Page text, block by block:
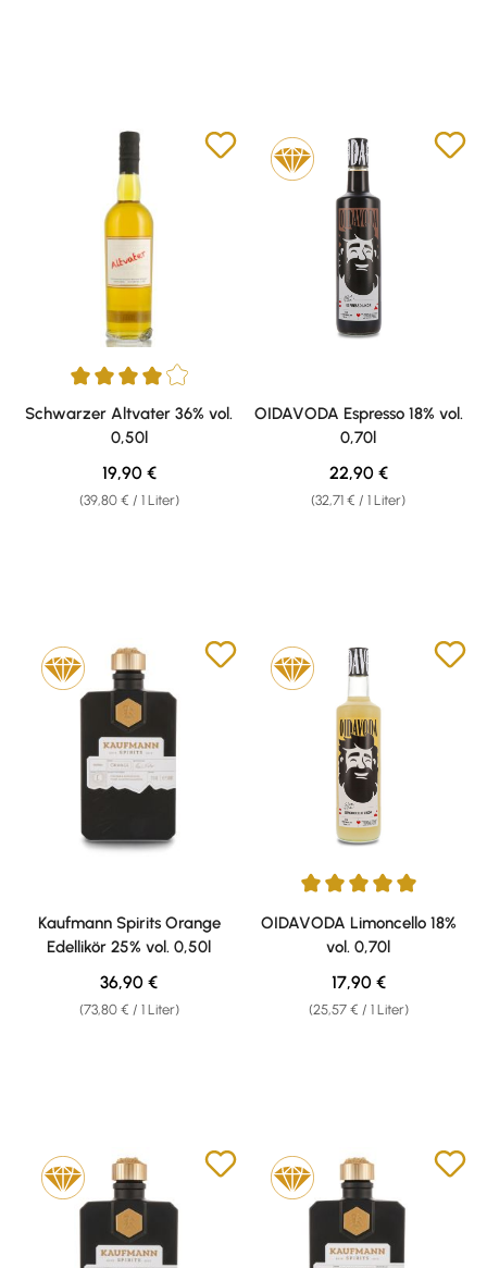
Durchschnittliche Bewertung von 4 von 5 Sternen
Schwarzer Altvater 36% vol.
0,50l
(39,80 € / 1 Liter)
Regulärer Preis:
19,90 €
OIDAVODA Espresso 18% vol.
0,70l
(32,71 € / 1 Liter)
Regulärer Preis:
22,90 €
Kaufmann Spirits Orange
Edellikör 25% vol. 0,50l
(73,80 € / 1 Liter)
Regulärer Preis:
36,90 €
Durchschnittliche Bewertung
OIDAVODA Limoncello 18%
vol. 0,70l
(25,57 € / 1 Liter)
Regulärer Preis:
17,90 €